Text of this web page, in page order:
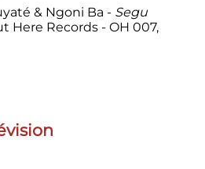
& Ngoni Ba - Segu
Here Records - OH 007,